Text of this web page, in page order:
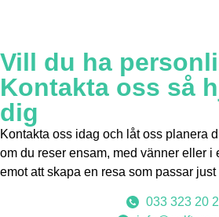
Vill du ha
Kontakta oss så
dig
Kontakta oss idag och låt oss planera
om du reser ensam, med vänner eller i
emot att skapa en resa som passar just
033 323 20